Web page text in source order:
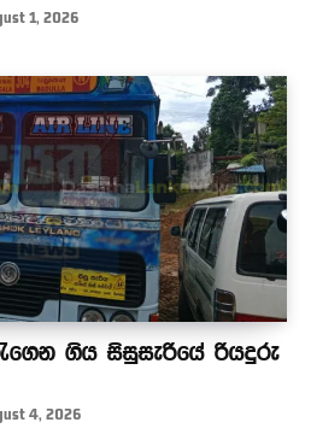
1, 2026
ගිය සිසුසැරියේ රියදුරු
4, 2026